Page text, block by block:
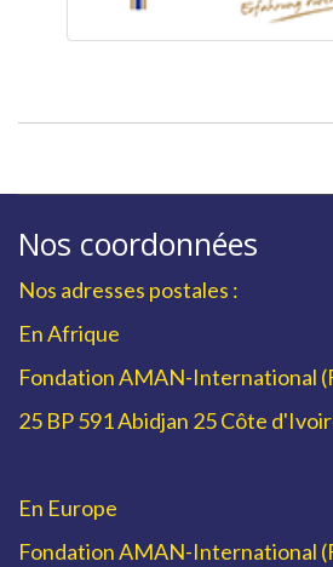
Nos coordonnées
Nos adresses postales :
En Afrique
Fondation AMAN-International
25 BP 591 Abidjan 25 Côte
En Europe
Fondation AMAN-International